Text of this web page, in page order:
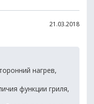
21.03.2018
нагрев,
функции гриля,